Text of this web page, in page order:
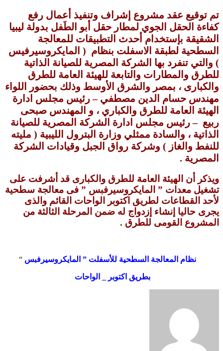
تم توقيع عقد مشروع إشراف وتنفيذ أعمال رفع
كفاءة الحقل الجوي لمطار حقل أبو الطَفل بدولة ليبيا
الشقيقة بإستخدام أحدث التطبيقات للمعالجة
السطحية لطبقة الاسفلت بنظام ( المايكروسيرفيس
) والتي تنفرد بها الشركة المصرية للصيانة الذاتية
للطرق والمطارات والتابعة للهيئة العامة للطرق
والكبارى ، بمصر والشرق الأوسط وذلك بحضور اللواء
مهندس حسام الدين مصطفي – رئيس مجلس ادارة
الهيئة العامة للطرق والكباري ، و المهندس صبحى
ربيع – رئيس مجلس ادارة الشركة المصرية للصيانة
الذاتية ، والسادة ممثلي وزارة البترول الليبية ( مليته
للنفط والغاز ) وشركة رواق الجبل وقيادات الشركة
المصرية .
ويذكر أن الهيئة العامة للطرق والكبارى قد أشرفت على
تشغيل معدات ” المايكروسيرفبس ” فى معالجة سطحية
لأحد القطاعات لطريق اكتوبر الواحات القائم والذى
يجرى حاليا إنشاء إزدواج له ضمن المرحلة الثالثة من
المشروع القومى للطرق .
نظام المعالجة السطحية للأسفلت ” المايكروسيرفبس “
بطريق اكتوبر _ الواحات